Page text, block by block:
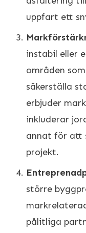
uppfart ett
instabil eller
områden
säkerställa
erbjuder
inkluderar
annat för att
projekt.
större
pålitliga